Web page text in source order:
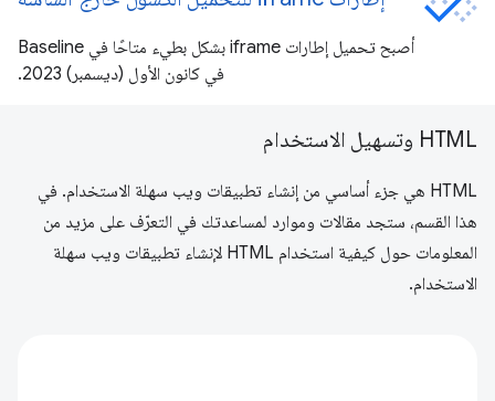
أصبح تحميل إطارات iframe بشكل بطيء متاحًا في Baseline
في كانون الأول (ديسمبر) 2023.
HTML وتسهيل الاستخدام
HTML هي جزء أساسي من إنشاء تطبيقات ويب سهلة الاستخدام. في
هذا القسم، ستجد مقالات وموارد لمساعدتك في التعرّف على مزيد من
المعلومات حول كيفية استخدام HTML لإنشاء تطبيقات ويب سهلة
الاستخدام.